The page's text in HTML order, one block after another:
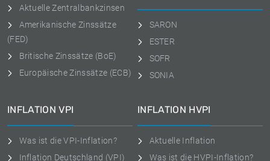
Aktuelle Zentralbankzinsen
Amerikanische Zinssätze
(FED)
Britische Zinssätze (BoE)
Europäische Zinssätze (ECB)
SARON
ESTER
SOFR
SONIA
INFLATION VPI
Was ist die VPI-Inflation?
Inflation Deutschland (VPI)
INFLATION HVPI
Aktuelle Inflation
Was ist die HVPI-Inflation?